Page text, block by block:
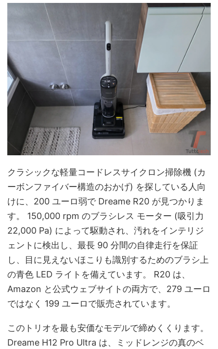
クラシックな軽量コードレスサイクロン掃除機 (カ
ーボンファイバー構造のおかげ) を探している人向
けに、200 ユーロ弱で Dreame R20 が見つかりま
す。 150,000 rpm のブラシレス モーター (吸引力
22,000 Pa) によって駆動され、汚れをインテリジ
ェントに検出し、最長 90 分間の自律走行を保証
し、目に見えないほこりも識別するためのブラシ上
の青色 LED ライトを備えています。 R20 は、
Amazon と公式ウェブサイトの両方で、279 ユーロ
ではなく 199 ユーロで販売されています。
このトリオを最も安価なモデルで締めくくります。
Dreame H12 Pro Ultra は、ミッドレンジの真のベ